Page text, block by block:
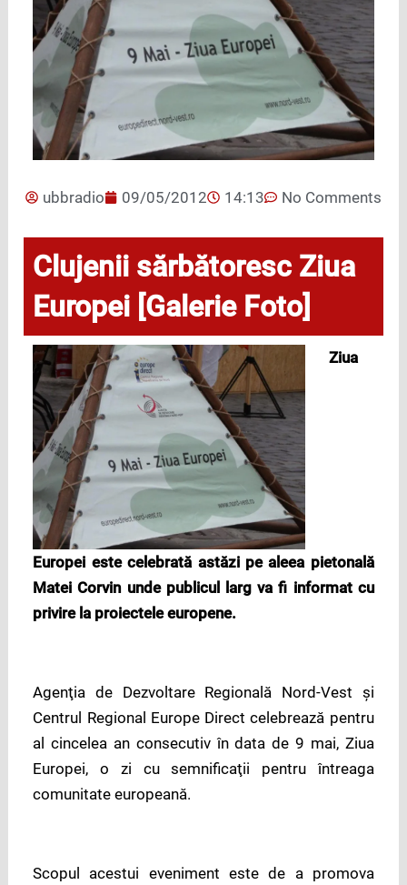
ubbradio 09/05/2012 14:13 No Comments
Clujenii sărbătoresc Ziua
Europei [Galerie Foto]
Ziua
Europei este celebrată astăzi pe aleea pietonală
Matei Corvin unde publicul larg va fi informat cu
privire la proiectele europene.
Agenţia de Dezvoltare Regională Nord-Vest şi
Centrul Regional Europe Direct celebrează pentru
al cincelea an consecutiv în data de 9 mai, Ziua
Europei, o zi cu semnificaţii pentru întreaga
comunitate europeană.
Scopul acestui eveniment este de a promova